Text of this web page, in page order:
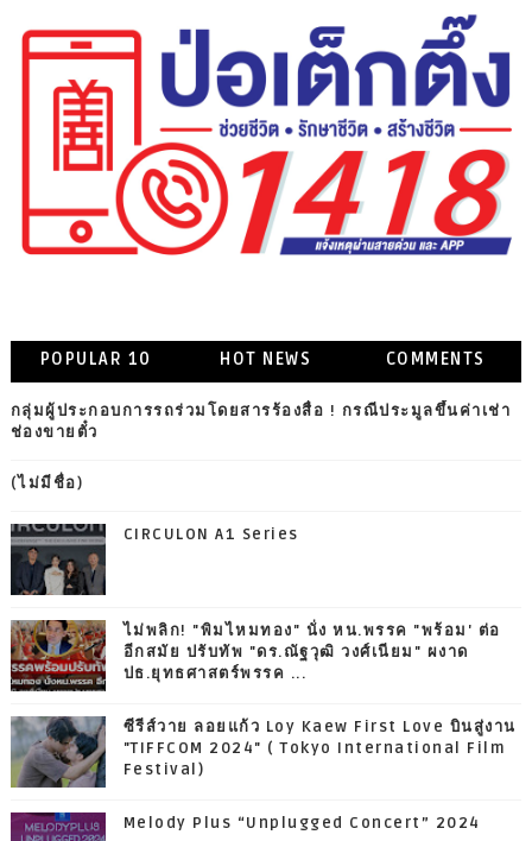
POPULAR 10 HOT NEWS COMMENTS
กลุ่มผู้ประกอบการรถร่วมโดยสารร้องสื่อ ! กรณีประมูลขึ้นค่าเช่า
ช่องขายตั๋ว
(ไม่มีชื่อ)
CIRCULON A1 Series
ไม่พลิก! "พิมไหมทอง" นั่ง หน.พรรค "พร้อม' ต่อ
อีกสมัย ปรับทัพ "ดร.ณัฐวุฒิ วงศ์เนียม" ผงาด
ปธ.ยุทธศาสตร์พรรค ...
ซีรีส์วาย ลอยแก้ว Loy Kaew First Love บินสู่งาน
"TIFFCOM 2024" ( Tokyo International Film
Festival)
Melody Plus “Unplugged Concert” 2024